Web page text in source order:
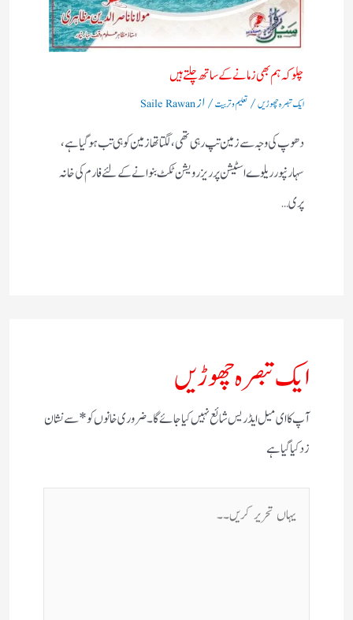
چلو کہ ہم بھی زمانے کے ساتھ چلتے ہیں
ایک تبصرہ چھوڑیں/ تعلیم و تربیت/ ازSaile Rawan
دھوپ کی وجہ سے زمین تپ رہی تھی، لگتا تھازمین کوہی تب ہوگیا ہے،
سہارنپورریلوے اسٹیشن پرریزرویشن ٹکٹ بنوانے کے لئے فارم کی خانہ
پری…
ایک تبصرہ چھوڑیں
آپ کا ای میل ایڈریس شائع نہیں کیا جائے گا۔ضروری خانوں کو*سے نشان
زد کیا گیا ہے
یہاں
تحریر